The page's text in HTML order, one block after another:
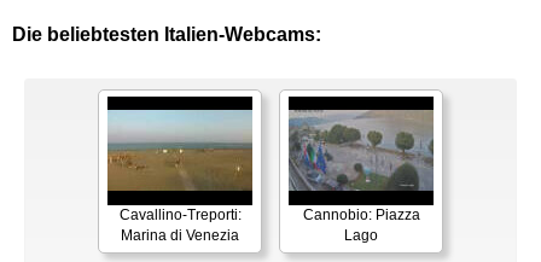
Die beliebtesten Italien-Webcams:
Cavallino-Treporti:
Marina di Venezia
Cannobio: Piazza
Lago